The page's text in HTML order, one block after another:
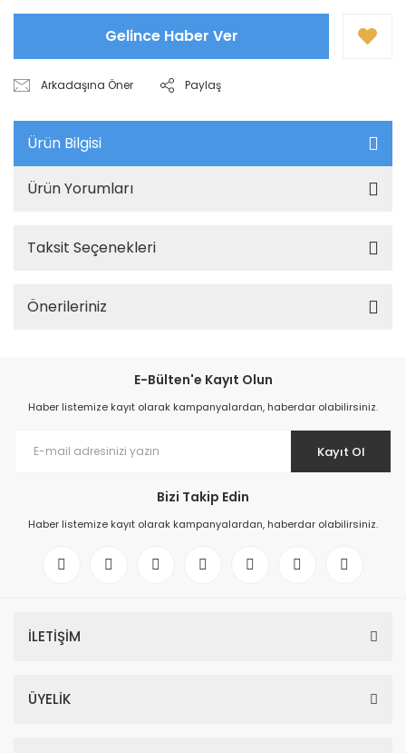
Gelince Haber Ver
Arkadaşına Öner Paylaş
Ürün Bilgisi
Ürün Yorumları
Taksit Seçenekleri
Önerileriniz
E-Bülten'e Kayıt Olun
Haber listemize kayıt olarak kampanyalardan, haberdar olabilirsiniz.
Kayıt Ol
Bizi Takip Edin
Haber listemize kayıt olarak kampanyalardan, haberdar olabilirsiniz.
İLETİŞİM
ÜYELİK